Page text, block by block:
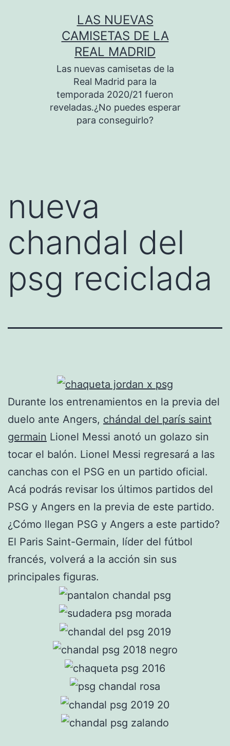
LAS NUEVAS
CAMISETAS DE LA
REAL MADRID
Las nuevas camisetas de la
Real Madrid para la
temporada 2020/21 fueron
reveladas.¿No puedes esperar
para conseguirlo?
nueva
chandal del
psg reciclada
Durante los entrenamientos en la previa del
duelo ante Angers, chándal del parís saint
germain Lionel Messi anotó un golazo sin
tocar el balón. Lionel Messi regresará a las
canchas con el PSG en un partido oficial.
Acá podrás revisar los últimos partidos del
PSG y Angers en la previa de este partido.
¿Cómo llegan PSG y Angers a este partido?
El Paris Saint-Germain, líder del fútbol
francés, volverá a la acción sin sus
principales figuras.